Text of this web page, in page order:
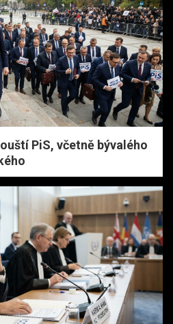
PiS, včetně bývalého